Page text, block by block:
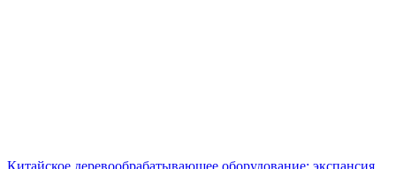
Китайское деревообрабатывающее оборудование: экспансия